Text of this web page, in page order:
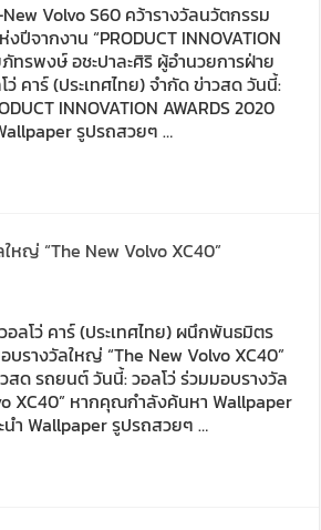
Volvo S60 คว้ารางวัลนวัตกรรม
ปีจากงาน “PRODUCT INNOVATION
ภัทรพงษ์ อชะปาละศิริ ผู้อำนวยการฝ่าย
คาร์ (ประเทศไทย) จำกัด ข่าวสด วันนี้:
INNOVATION AWARDS 2020
รูปรถสวยๆ …
หญ่ “The New Volvo XC40”
ลโว่ คาร์ (ประเทศไทย) ผนึกพันธมิตร
รางวัลใหญ่ “The New Volvo XC40”
สด รถยนต์ วันนี้: วอลโว่ ร่วมมอบรางวัล
XC40” หากคุณกำลังค้นหา Wallpaper
นำ Wallpaper รูปรถสวยๆ …